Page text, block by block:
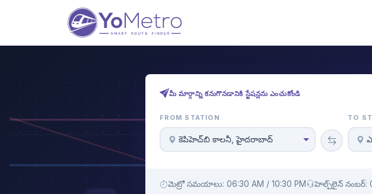
మీ మార్గాన్ని కనుగొనడానికి స్టేషన్లను ఎంచుకోండి
FROM STATION
కెపిహెచ్‌బి కాలనీ, హైదరాబాద్
TO
మెట్రో సమయాలు: 06:30 AM / 10:30 PM హెల్ప్‌లైన్ నంబర్: